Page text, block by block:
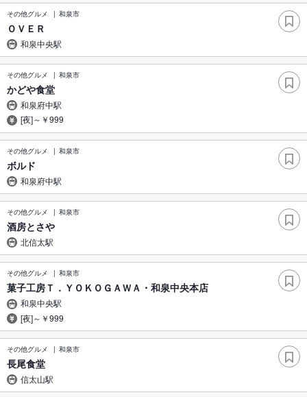
その他グルメ 和泉市
ＯＶＥＲ
和泉中央駅
その他グルメ 和泉市
かどや食堂
和泉府中駅
[夜]～￥999
その他グルメ 和泉市
ボルド
和泉府中駅
その他グルメ 和泉市
酒房とさや
北信太駅
その他グルメ 和泉市
菓子工房Ｔ．ＹＯＫＯＧＡＷＡ・和泉中央本店
和泉中央駅
[夜]～￥999
その他グルメ 和泉市
長尾食堂
信太山駅